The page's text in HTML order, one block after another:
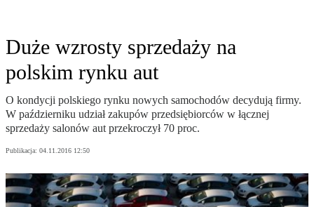
Duże wzrosty sprzedaży na
polskim rynku aut
O kondycji polskiego rynku nowych samochodów decydują firmy.
W październiku udział zakupów przedsiębiorców w łącznej
sprzedaży salonów aut przekroczył 70 proc.
Publikacja: 04.11.2016 12:50